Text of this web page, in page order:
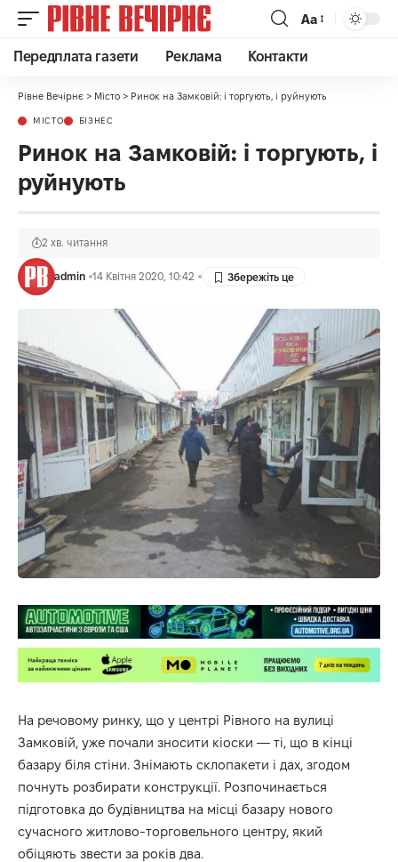
Аа
Передплата газети Реклама Контакти
Рівне Вечірнє > Місто > Ринок на Замковій: і торгують, і руйнують
МІСТО БІЗНЕС
Ринок на Замковій: і торгують, і
руйнують
admin 14 Квітня 2020, 10:42
2 хв. читання
На речовому ринку, що у центрі Рівного на вулиці
Замковій, уже почали зносити кіоски — ті, що в кінці
базару біля стіни. Знімають склопакети і дах, згодом
почнуть розбирати конструкції. Розпочинається
підготовка до будівництва на місці базару нового
сучасного житлово-торговельного центру, який
обіцяють звести за років два.